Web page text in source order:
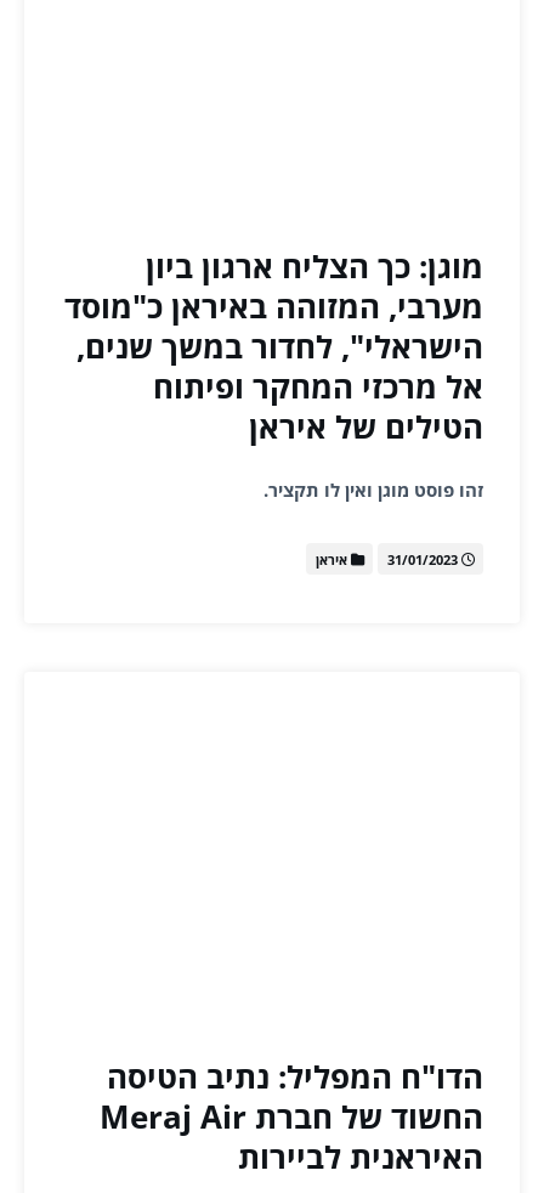
מוגן: כך הצליח ארגון ביון
מערבי, המזוהה באיראן כ"מוסד
הישראלי", לחדור במשך שנים,
אל מרכזי המחקר ופיתוח
הטילים של איראן
זהו פוסט מוגן ואין לו תקציר.
31/01/2023 איראן
הדו"ח המפליל: נתיב הטיסה
החשוד של חברת Meraj Air
האיראנית לביירות